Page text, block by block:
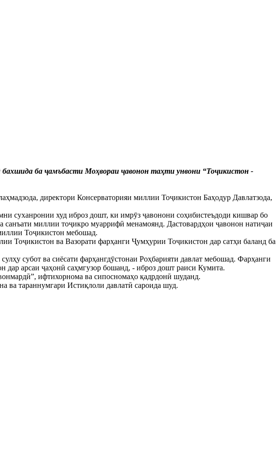
ба ҷамъбасти Моҳвораи ҷавонон таҳти унвони “Тоҷикистон -
директори Консерваторияи миллии Тоҷикистон Баҳодур Давлатзода,
суханронии худ иброз дошт, ки имрӯз ҷавонони соҳибистеъдоди кишвар бо
санъати миллии тоҷикро муаррифӣ менамоянд. Дастовардҳои ҷавонон натиҷаи
Тоҷикистон мебошад.
Тоҷикистон ва Вазорати фарҳанги Ҷумҳурии Тоҷикистон дар сатҳи баланд ба
субот ва сиёсати фарҳангдӯстонаи Роҳбарияти давлат мебошад. Фарҳанги
дар арсаи ҷаҳонӣ саҳмгузор бошанд, - иброз дошт раиси Кумита.
ифтихорнома ва сипосномаҳо қадрдонӣ шуданд.
ва тараннумгари Истиқлоли давлатӣ сароида шуд.